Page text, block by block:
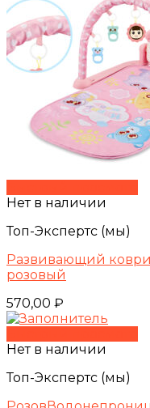
Нет в наличии
Топ-Экспертс (мы)
Развивающий
розовый
570,00 ₽
Нет в наличии
Топ-Экспертс (мы)